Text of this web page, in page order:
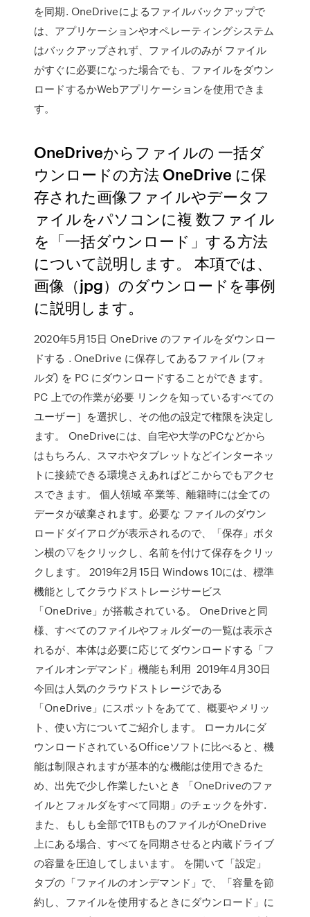
を同期. OneDriveによるファイルバックアップで
は、アプリケーションやオペレーティングシステム
はバックアップされず、ファイルのみが ファイル
がすぐに必要になった場合でも、ファイルをダウン
ロードするかWebアプリケーションを使用できま
す。
OneDriveからファイルの 一括ダ
ウンロードの方法 OneDrive に保
存された画像ファイルやデータフ
ァイルをパソコンに複 数ファイル
を「一括ダウンロード」する方法
について説明します。 本項では、
画像（jpg）のダウンロードを事例
に説明します。
2020年5月15日 OneDrive のファイルをダウンロー
ドする . OneDrive に保存してあるファイル (フォ
ルダ) を PC にダウンロードすることができます。
PC 上での作業が必要 リンクを知っているすべての
ユーザー］を選択し、その他の設定で権限を決定し
ます。 OneDriveには、自宅や大学のPCなどから
はもちろん、スマホやタブレットなどインターネッ
トに接続できる環境さえあればどこからでもアクセ
スできます。 個人領域 卒業等、離籍時には全ての
データが破棄されます。必要な ファイルのダウン
ロードダイアログが表示されるので、「保存」ボタ
ン横の▽をクリックし、名前を付けて保存をクリッ
クします。 2019年2月15日 Windows 10には、標準
機能としてクラウドストレージサービス
「OneDrive」が搭載されている。 OneDriveと同
様、すべてのファイルやフォルダーの一覧は表示さ
れるが、本体は必要に応じてダウンロードする「フ
ァイルオンデマンド」機能も利用 2019年4月30日
今回は人気のクラウドストレージである
「OneDrive」にスポットをあてて、概要やメリッ
ト、使い方についてご紹介します。 ローカルにダ
ウンロードされているOfficeソフトに比べると、機
能は制限されますが基本的な機能は使用できるた
め、出先で少し作業したいとき 「OneDriveのファ
イルとフォルダをすべて同期」のチェックを外す.
また、もしも全部で1TBものファイルがOneDrive
上にある場合、すべてを同期させると内蔵ドライブ
の容量を圧迫してしまいます。 を開いて「設定」
タブの「ファイルのオンデマンド」で、「容量を節
約し、ファイルを使用するときにダウンロード」に